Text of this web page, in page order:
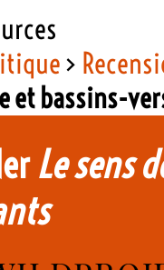
>
et bassins-
Le sens